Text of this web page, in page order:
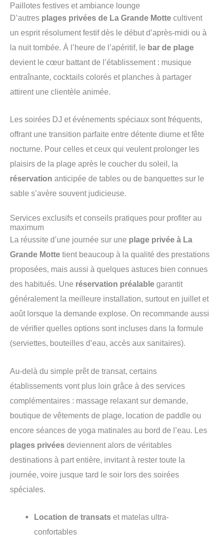
Paillotes festives et ambiance lounge
D’autres plages privées de La Grande Motte cultivent
un esprit résolument festif dès le début d’après-midi ou à
la nuit tombée. À l’heure de l’apéritif, le bar de plage
devient le cœur battant de l’établissement : musique
entraînante, cocktails colorés et planches à partager
attirent une clientèle animée.
Les soirées DJ et événements spéciaux sont fréquents,
offrant une transition parfaite entre détente diurne et fête
nocturne. Pour celles et ceux qui veulent prolonger les
plaisirs de la plage après le coucher du soleil, la
réservation anticipée de tables ou de banquettes sur le
sable s’avère souvent judicieuse.
Services exclusifs et conseils pratiques pour profiter au
maximum
La réussite d’une journée sur une plage privée à La
Grande Motte tient beaucoup à la qualité des prestations
proposées, mais aussi à quelques astuces bien connues
des habitués. Une réservation préalable garantit
généralement la meilleure installation, surtout en juillet et
août lorsque la demande explose. On recommande aussi
de vérifier quelles options sont incluses dans la formule
(serviettes, bouteilles d’eau, accès aux sanitaires).
Au-delà du simple prêt de transat, certains
établissements vont plus loin grâce à des services
complémentaires : massage relaxant sur demande,
boutique de vêtements de plage, location de paddle ou
encore séances de yoga matinales au bord de l’eau. Les
plages privées deviennent alors de véritables
destinations à part entière, invitant à rester toute la
journée, voire jusque tard le soir lors des soirées
spéciales.
Location de transats et matelas ultra-
confortables